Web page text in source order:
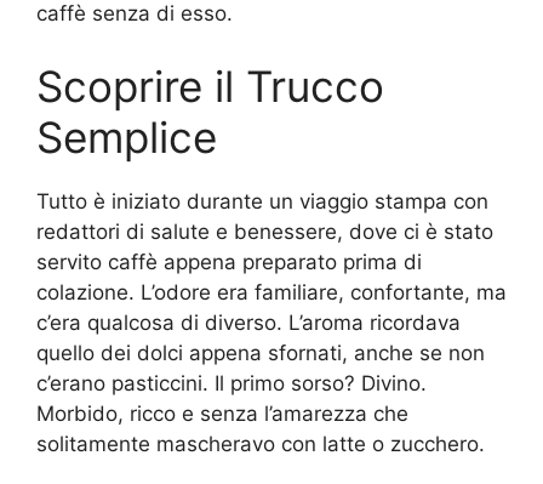
caffè senza di esso.
Scoprire il Trucco
Semplice
Tutto è iniziato durante un viaggio stampa con
redattori di salute e benessere, dove ci è stato
servito caffè appena preparato prima di
colazione. L’odore era familiare, confortante, ma
c’era qualcosa di diverso. L’aroma ricordava
quello dei dolci appena sfornati, anche se non
c’erano pasticcini. Il primo sorso? Divino.
Morbido, ricco e senza l’amarezza che
solitamente mascheravo con latte o zucchero.